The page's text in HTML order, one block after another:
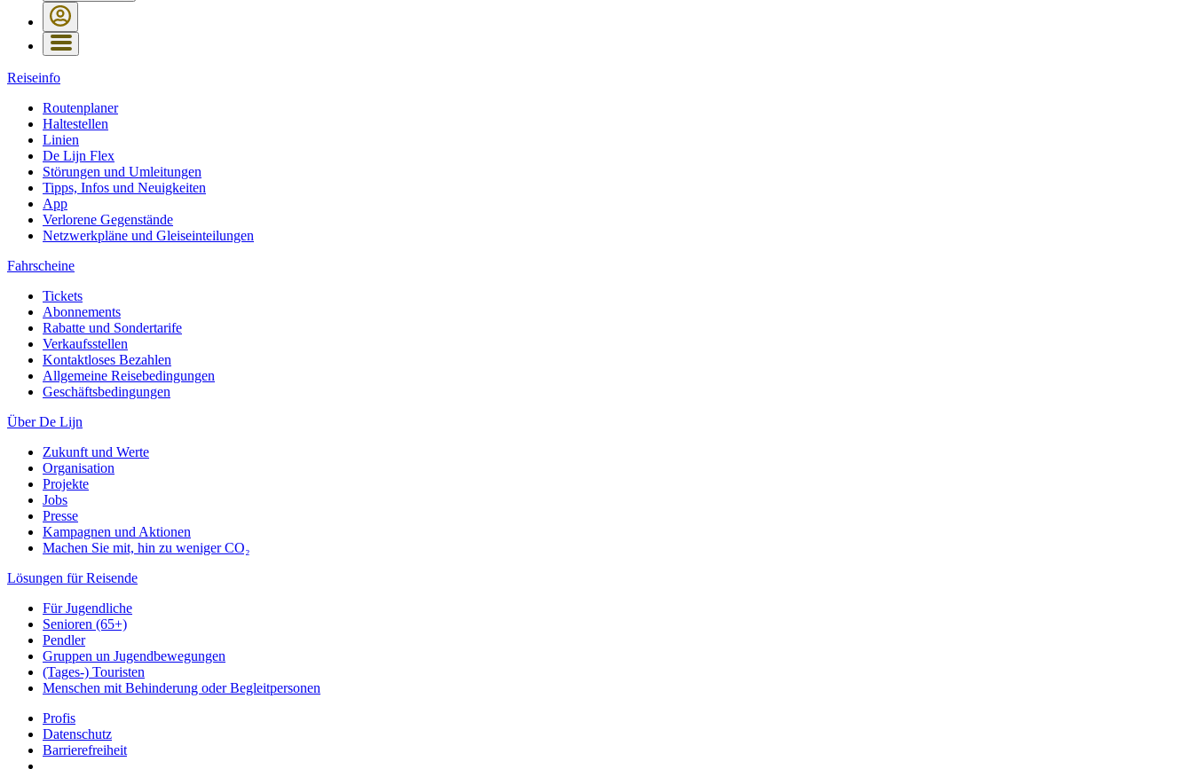
Reiseinfo
Routenplaner
Haltestellen
Linien
De Lijn Flex
Störungen und Umleitungen
Tipps, Infos und Neuigkeiten
App
Verlorene Gegenstände
Netzwerkpläne und Gleiseinteilungen
Fahrscheine
Tickets
Abonnements
Rabatte und Sondertarife
Verkaufsstellen
Kontaktloses Bezahlen
Allgemeine Reisebedingungen
Geschäftsbedingungen
Über De Lijn
Zukunft und Werte
Organisation
Projekte
Jobs
Presse
Kampagnen und Aktionen
Machen Sie mit, hin zu weniger CO₂
Lösungen für Reisende
Für Jugendliche
Senioren (65+)
Pendler
Gruppen un Jugendbewegungen
(Tages-) Touristen
Menschen mit Behinderung oder Begleitpersonen
Profis
Datenschutz
Barrierefreiheit